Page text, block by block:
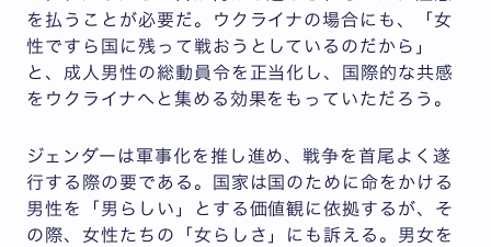
を払うことが必要だ。ウクライナの場合にも、「女
性ですら国に残って戦おうとしているのだから」
と、成人男性の総動員令を正当化し、国際的な共感
をウクライナへと集める効果をもっていただろう。
ジェンダーは軍事化を推し進め、戦争を首尾よく遂
行する際の要である。国家は国のために命をかける
男性を「男らしい」とする価値観に依拠するが、そ
の際、女性たちの「女らしさ」にも訴える。男女を